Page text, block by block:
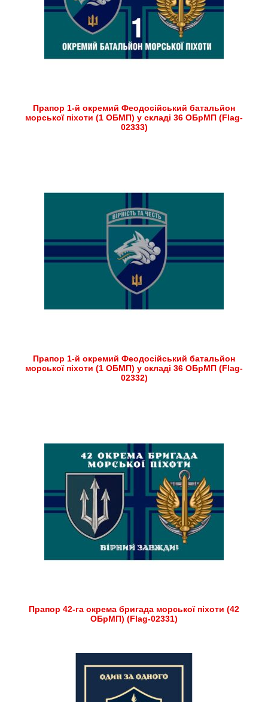
Прапор 1-й окремий Феодосійський батальйон
морської піхоти (1 ОБМП) у складі 36 ОБрМП (Flag-
02333)
Прапор 1-й окремий Феодосійський батальйон
морської піхоти (1 ОБМП) у складі 36 ОБрМП (Flag-
02332)
Прапор 42-га окрема бригада морської піхоти (42
ОБрМП) (Flag-02331)